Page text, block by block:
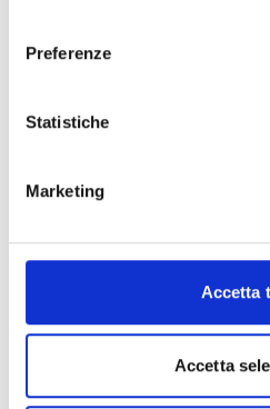
Preferenze
Statistiche
Marketing
Accetta
Accetta
uno Stato membro; e
ciascuna stabilita in Stati
diversi.
Dotazione finanziaria
Contributo erogabile:tra
Link e Documenti